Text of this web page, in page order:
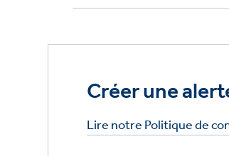
Créer une
Lire notre Politique de